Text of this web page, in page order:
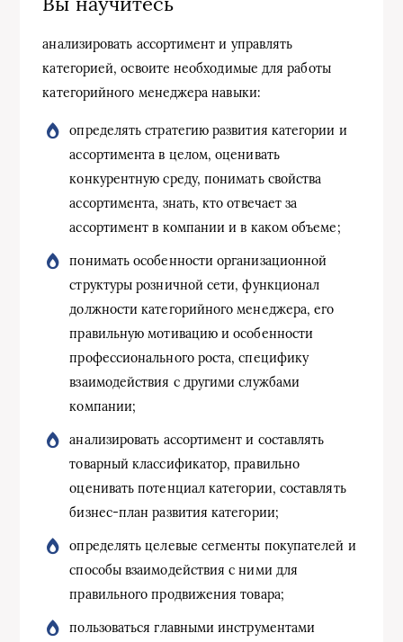
анализировать ассортимент и управлять
категорией, освоите необходимые для работы
категорийного менеджера навыки:
определять стратегию развития категории и
ассортимента в целом, оценивать
конкурентную среду, понимать свойства
ассортимента, знать, кто отвечает за
ассортимент в компании и в каком объеме;
понимать особенности организационной
структуры розничной сети, функционал
должности категорийного менеджера, его
правильную мотивацию и особенности
профессионального роста, специфику
взаимодействия с другими службами
компании;
анализировать ассортимент и составлять
товарный классификатор, правильно
оценивать потенциал категории, составлять
бизнес-план развития категории;
определять целевые сегменты покупателей и
способы взаимодействия с ними для
правильного продвижения товара;
пользоваться главными инструментами